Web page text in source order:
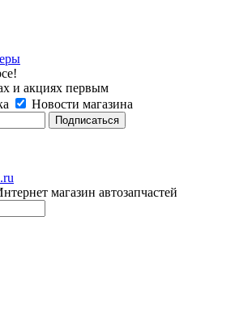
и акциях первым
Новости магазина
магазин автозапчастей